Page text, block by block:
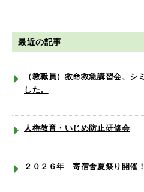
最近の記事
（教職員）救命救急講習会、シ
した。
人権教育・いじめ防止研修会
２０２６年 寄宿舎夏祭り開催！